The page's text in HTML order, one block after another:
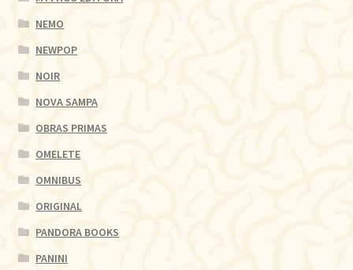
NEMO
NEWPOP
NOIR
NOVA SAMPA
OBRAS PRIMAS
OMELETE
OMNIBUS
ORIGINAL
PANDORA BOOKS
PANINI